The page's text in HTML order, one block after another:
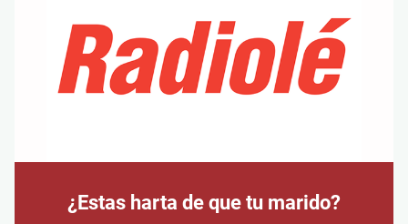
¿Estas harta de que tu marido?